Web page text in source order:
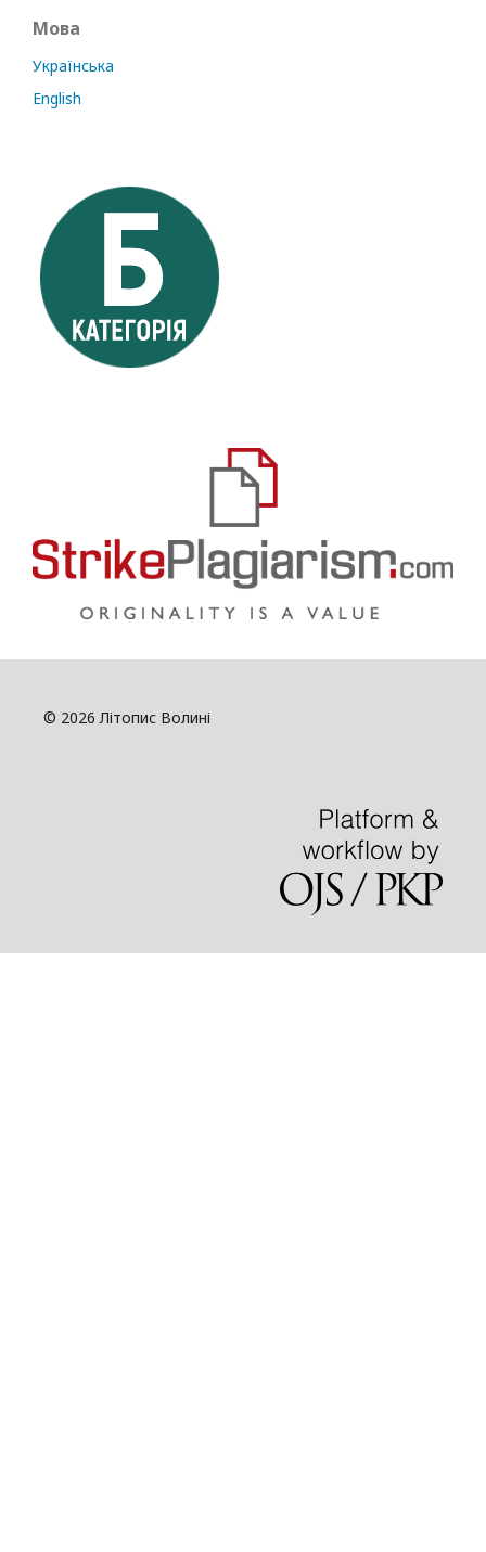
Мова
Українська
English
© 2026 Літопис Волині